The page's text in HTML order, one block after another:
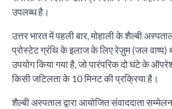
उपलब्ध है।
उत्तर भारत में पहली बार, मोहाली के शैल्बी
प्रोस्टेट ग्रंथि के इलाज के लिए रेज़ुम (जल
उपयोग किया गया है, जो पारंपरिक दो घंटे के
किसी जटिलता के 10 मिनट की प्रक्रिया है।
शैल्बी अस्पताल द्वारा आयोजित संवाददाता